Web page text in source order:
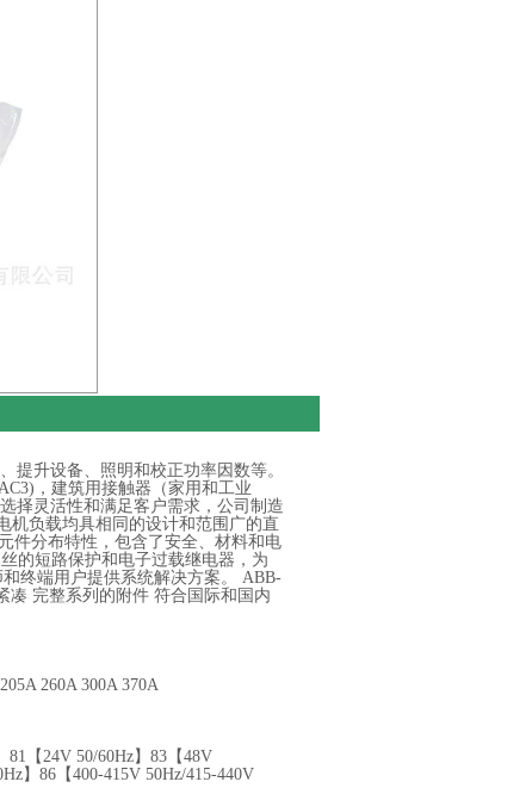
提升设备、照明和校正功率因数等。
，建筑用接触器（家用和工业
择灵活性和满足客户需求，公司制造
机负载均具相同的设计和范围广的直
件分布特性，包含了安全、材料和电
的短路保护和电子过载继电器，为
终端用户提供系统解决方案。 ABB-
凑 完整系列的附件 符合国际和国内
260A 300A 370A
81【24V 50/60Hz】83【48V
】86【400-415V 50Hz/415-440V